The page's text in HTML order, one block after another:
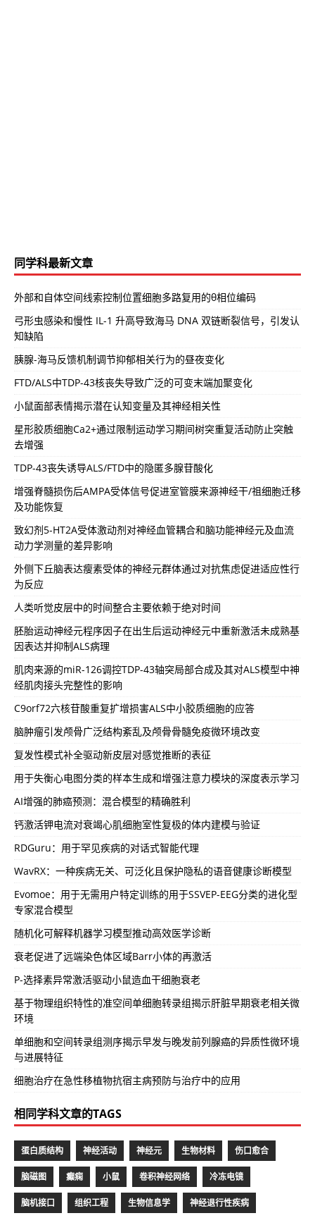
同学科最新文章
外部和自体空间线索控制位置细胞多路复用的θ相位编码
弓形虫感染和慢性 IL-1 升高导致海马 DNA 双链断裂信号，引发认
知缺陷
胰腺-海马反馈机制调节抑郁相关行为的昼夜变化
FTD/ALS中TDP-43核丧失导致广泛的可变末端加聚变化
小鼠面部表情揭示潜在认知变量及其神经相关性
星形胶质细胞Ca2+通过限制运动学习期间树突重复活动防止突触
去增强
TDP-43丧失诱导ALS/FTD中的隐匿多腺苷酸化
增强脊髓损伤后AMPA受体信号促进室管膜来源神经干/祖细胞迁移
及功能恢复
致幻剂5-HT2A受体激动剂对神经血管耦合和脑功能神经元及血流
动力学测量的差异影响
外侧下丘脑表达瘦素受体的神经元群体通过对抗焦虑促进适应性行
为反应
人类听觉皮层中的时间整合主要依赖于绝对时间
胚胎运动神经元程序因子在出生后运动神经元中重新激活未成熟基
因表达并抑制ALS病理
肌肉来源的miR-126调控TDP-43轴突局部合成及其对ALS模型中神
经肌肉接头完整性的影响
C9orf72六核苷酸重复扩增损害ALS中小胶质细胞的应答
脑肿瘤引发颅骨广泛结构紊乱及颅骨骨髓免疫微环境改变
复发性模式补全驱动新皮层对感觉推断的表征
用于失衡心电图分类的样本生成和增强注意力模块的深度表示学习
AI增强的肺癌预测：混合模型的精确胜利
钙激活钾电流对衰竭心肌细胞室性复极的体内建模与验证
RDGuru：用于罕见疾病的对话式智能代理
WavRX：一种疾病无关、可泛化且保护隐私的语音健康诊断模型
Evomoe：用于无需用户特定训练的用于SSVEP-EEG分类的进化型
专家混合模型
随机化可解释机器学习模型推动高效医学诊断
衰老促进了远端染色体区域Barr小体的再激活
P-选择素异常激活驱动小鼠造血干细胞衰老
基于物理组织特性的准空间单细胞转录组揭示肝脏早期衰老相关微
环境
单细胞和空间转录组测序揭示早发与晚发前列腺癌的异质性微环境
与进展特征
细胞治疗在急性移植物抗宿主病预防与治疗中的应用
相同学科文章的TAGS
蛋白质结构 神经活动 神经元 生物材料 伤口愈合
脑磁图 癫痫 小鼠 卷积神经网络 冷冻电镜
脑机接口 组织工程 生物信息学 神经退行性疾病